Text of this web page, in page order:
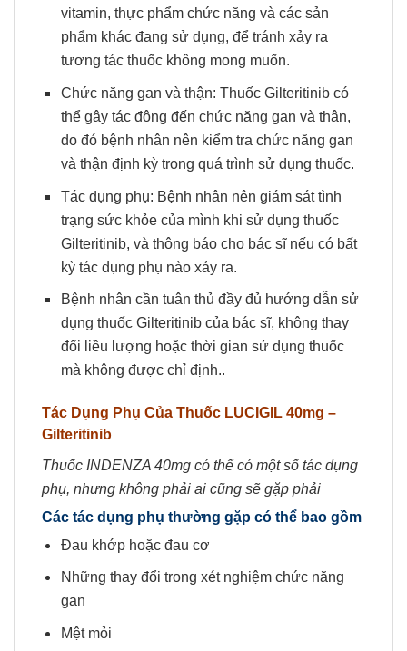
vitamin, thực phẩm chức năng và các sản
phẩm khác đang sử dụng, để tránh xảy ra
tương tác thuốc không mong muốn.
Chức năng gan và thận: Thuốc Gilteritinib có
thể gây tác động đến chức năng gan và thận,
do đó bệnh nhân nên kiểm tra chức năng gan
và thận định kỳ trong quá trình sử dụng thuốc.
Tác dụng phụ: Bệnh nhân nên giám sát tình
trạng sức khỏe của mình khi sử dụng thuốc
Gilteritinib, và thông báo cho bác sĩ nếu có bất
kỳ tác dụng phụ nào xảy ra.
Bệnh nhân cần tuân thủ đầy đủ hướng dẫn sử
dụng thuốc Gilteritinib của bác sĩ, không thay
đổi liều lượng hoặc thời gian sử dụng thuốc
mà không được chỉ định..
Tác Dụng Phụ Của Thuốc LUCIGIL 40mg –
Gilteritinib
Thuốc INDENZA 40mg có thể có một số tác dụng
phụ, nhưng không phải ai cũng sẽ gặp phải
Các tác dụng phụ thường gặp có thể bao gồm
Đau khớp hoặc đau cơ
Những thay đổi trong xét nghiệm chức năng
gan
Mệt mỏi